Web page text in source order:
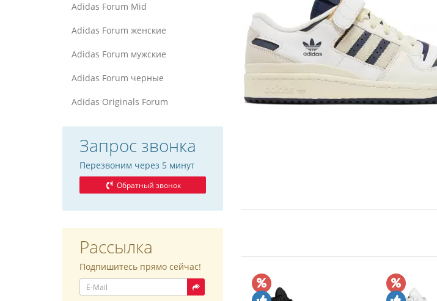
Adidas Forum Mid
Adidas Forum женские
Adidas Forum мужские
Adidas Forum черные
Adidas Originals Forum
Запрос звонка
Перезвоним через 5 минут
Обратный звонок
Рассылка
Подпишитесь прямо сейчас!